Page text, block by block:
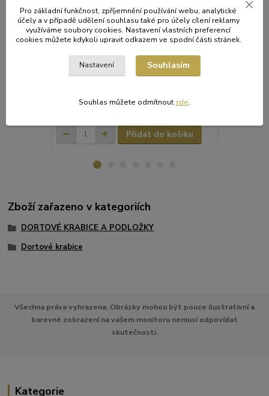
Dortová krabice 35x35x10,5 cm [3 ks]
Krabice na zákusky a dorty s odklápěcím
víkem. Vyrobena z kvalitní bílo-šedé
papírové hladké strojní lepenky. Dodáváme
108 Kč/bal.
Přidat do košíku
Dortová
Zboží zařazeno v kategoriích
DORTOVÉ KRABICE A PODLOŽKY
Dortové krabice
Všechna práva vyhrazena. Obrázky mohou být pouze ilustrativní a
barevné zobrazení na vašem monitoru nemusí odpovídat
skutečnosti.
Kategorie
Pro základní funkčnost, zpříjemnění používání webu, analytické
účely a v případě udělení souhlasu také pro účely cílení reklamy
využíváme soubory cookies. Nastavení vlastních preferencí
cookies můžete kdykoli upravit odkazem ve spodní části stránek.
Nastavení Souhlasím
Souhlas můžete odmítnout zde.